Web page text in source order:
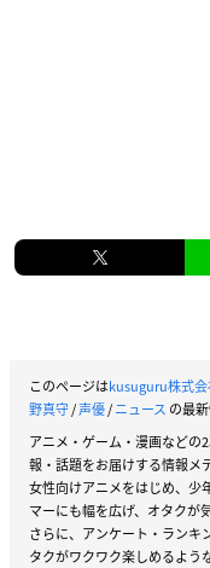
このページはkusuguru株式
野真守/声優/ニュース の最
アニメ・ゲーム・漫画などの
報・話題をお届けする情報メ
女性向けアニメをはじめ、少
マーにも幅を広げ、オタクが
さらに、アンケート・ランキ
タクがワクワク楽しめるよう